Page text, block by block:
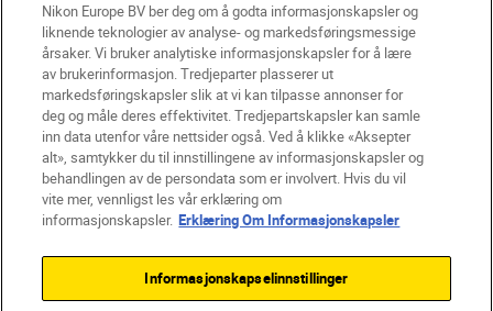
NO Nikon Sites
Kontakt oss Personvernerklæring
Vilkår og betingelser for Nikon Store
Erklæring Om Informasjonskapsler
Tilgjengelighet
Innstillinger for informasjonskapsler
Nikon Europe BV ber deg om å godta informasjonskapsler og
liknende teknologier av analyse- og markedsføringsmessige
årsaker. Vi bruker analytiske informasjonskapsler for å lære
av brukerinformasjon. Tredjeparter plasserer ut
markedsføringskapsler slik at vi kan tilpasse annonser for
deg og måle deres effektivitet. Tredjepartskapsler kan samle
inn data utenfor våre nettsider også. Ved å klikke «Aksepter
alt», samtykker du til innstillingene av informasjonskapsler og
behandlingen av de persondata som er involvert. Hvis du vil
vite mer, vennligst les vår erklæring om
informasjonskapsler. Erklæring Om Informasjonskapsler
Informasjonskapselinnstillinger